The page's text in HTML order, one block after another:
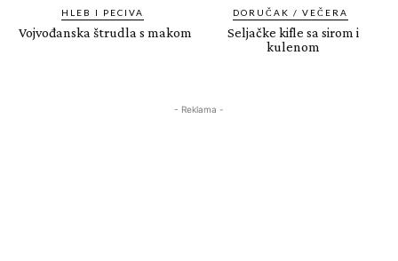
HLEB I PECIVA
Vojvođanska štrudla s makom
DORUČAK / VEČERA
Seljačke kifle sa sirom i
kulenom
- Reklama -